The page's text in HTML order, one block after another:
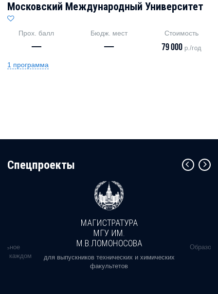
Московский Международный Университет
Прох. балл
—
Бюдж. мест
—
Стоимость
79 000 р./год
1 программа
Cпецпроекты
в каждом
МАГИСТРАТУРА
МГУ ИМ.
М.В.ЛОМОНОСОВА
для выпускников технических и химических
факультетов